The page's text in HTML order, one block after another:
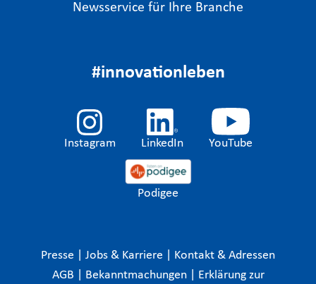
Newsservice für Ihre Branche
#innovationleben
Instagram LinkedIn YouTube
Podigee
Presse Jobs & Karriere
Kontakt & Adressen
AGB
Bekanntmachungen
Erklärung zur